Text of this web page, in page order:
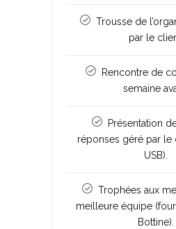
Trousse de
par le
Rencontre de
semaine
Présentation
réponses géré par le
USB).
Trophées aux
meilleure équipe
Bottine).